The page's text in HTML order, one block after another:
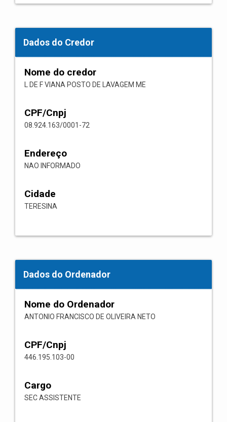
Dados do Credor
Nome do credor
L DE F VIANA POSTO DE LAVAGEM ME
CPF/Cnpj
08.924.163/0001-72
Endereço
NAO INFORMADO
Cidade
TERESINA
Dados do Ordenador
Nome do Ordenador
ANTONIO FRANCISCO DE OLIVEIRA NETO
CPF/Cnpj
446.195.103-00
Cargo
SEC ASSISTENTE